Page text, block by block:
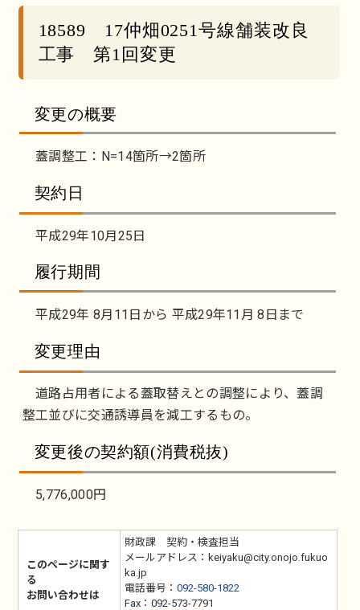
18589 17仲畑0251号線舗装改良
工事 第1回変更
変更の概要
蓋調整工：N=14箇所→2箇所
契約日
平成29年10月25日
履行期間
平成29年 8月11日から 平成29年11月 8日まで
変更理由
道路占用者による蓋取替えとの調整により、蓋調
整工並びに交通誘導員を減工するもの。
変更後の契約額(消費税抜)
5,776,000円
このページに関す
る
お問い合わせは
財政課 契約・検査担当
メールアドレス：keiyaku@city.onojo.fukuo
ka.jp
電話番号： 092-580-1822
Fax：092-573-7791